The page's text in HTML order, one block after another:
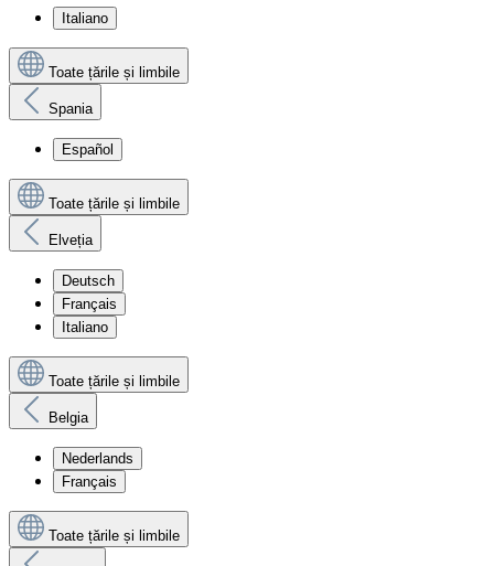
Italiano
Toate țările și limbile
Spania
Español
Toate țările și limbile
Elveția
Deutsch
Français
Italiano
Toate țările și limbile
Belgia
Nederlands
Français
Toate țările și limbile